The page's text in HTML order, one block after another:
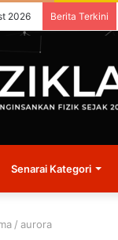
2026 Berita Terkini
Senarai Kategori
/ aurora